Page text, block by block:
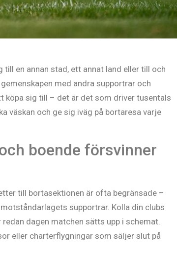
en annan stad, ett annat land eller till och
med andra supportrar och
köpa sig till – det är det som driver tusentals
väskan och ge sig iväg på bortaresa varje
boende försvinner
till bortasektionen är ofta begränsade –
supportrar. Kolla din clubs
dagen matchen sätts upp i schemat.
eller charterflygningar som säljer slut på